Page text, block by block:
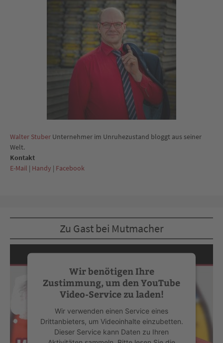
Walter Stuber Unternehmer im Unruhezustand bloggt aus seiner
Welt.
Kontakt
E-Mail | Handy | Facebook
Zu Gast bei Mutmacher
Wir benötigen Ihre
Zustimmung, um den YouTube
Video-Service zu laden!
Wir verwenden einen Service eines
Drittanbieters, um Videoinhalte einzubetten.
Dieser Service kann Daten zu Ihren